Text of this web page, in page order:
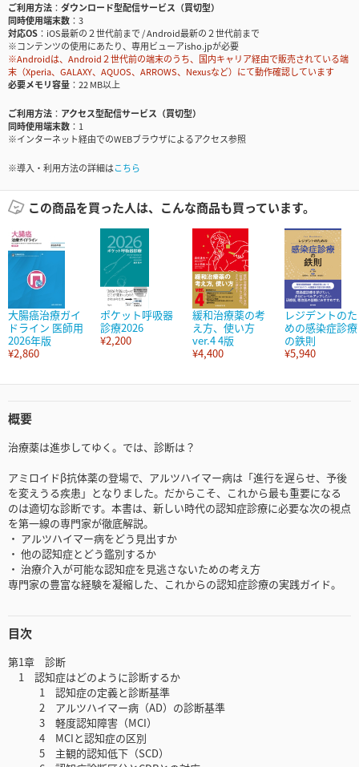
ご利用方法
ダウンロード型配信サービス（買切型）
同時使用端末数
3
対応OS
iOS最新の２世代前まで / Android最新の２世代前まで
※コンテンツの使用にあたり、専用ビューアisho.jpが必要
※Androidは、Android２世代前の端末のうち、国内キャリア経由で販売されている端
末（Xperia、GALAXY、AQUOS、ARROWS、Nexusなど）にて動作確認しています
必要メモリ容量
22 MB以上
ご利用方法
アクセス型配信サービス（買切型）
同時使用端末数
1
※インターネット経由でのWEBブラウザによるアクセス参照
※導入・利用方法の詳細はこちら
この商品を買った人は、こんな商品も買っています。
大腸癌治療ガイ
ドライン 医師用
2026年版
¥2,860
ポケット呼吸器
診療2026
¥2,200
緩和治療薬の考
え方、使い方
ver.4 4版
¥4,400
レジデントのた
めの感染症診療
の鉄則
¥5,940
概要
治療薬は進歩してゆく。では、診断は？
アミロイドβ抗体薬の登場で、アルツハイマー病は「進行を遅らせ、予後
を変えうる疾患」となりました。だからこそ、これから最も重要になる
のは適切な診断です。本書は、新しい時代の認知症診療に必要な次の視点
を第一線の専門家が徹底解説。
・ アルツハイマー病をどう見出すか
・ 他の認知症とどう鑑別するか
・ 治療介入が可能な認知症を見逃さないための考え方
専門家の豊富な経験を凝縮した、これからの認知症診療の実践ガイド。
目次
第1章 診断
1 認知症はどのように診断するか
1 認知症の定義と診断基準
2 アルツハイマー病（AD）の診断基準
3 軽度認知障害（MCI）
4 MCIと認知症の区別
5 主観的認知低下（SCD）